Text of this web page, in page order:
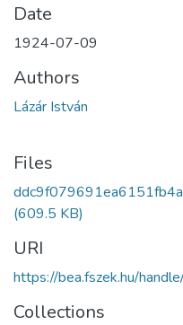
Date
1924-07-09
Authors
Lázár István
Files
(609.5 KB)
URI
https://bea.fszek.hu/
Collections